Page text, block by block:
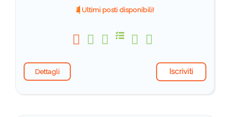
Ultimi posti disponibili!
Dettagli Iscriviti